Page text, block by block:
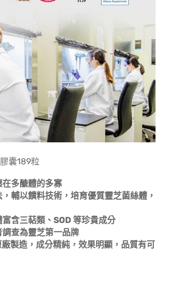
囊189粒
多醣體的多寡
輔以饋料技術，培育優質靈芝菌絲體，
含三萜類、SOD 等珍貴成分
查為靈芝第一品牌
製造，成分精純，效果明顯，品質有可